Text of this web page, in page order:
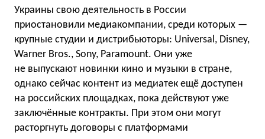
Украины свою деятельность в России
приостановили медиакомпании, среди которых —
крупные студии и дистрибьюторы: Universal, Disney,
Warner Bros., Sony, Paramount. Они уже
не выпускают новинки кино и музыки в стране,
однако сейчас контент из медиатек ещё доступен
на российских площадках, пока действуют уже
заключённые контракты. При этом они могут
расторгнуть договоры с платформами